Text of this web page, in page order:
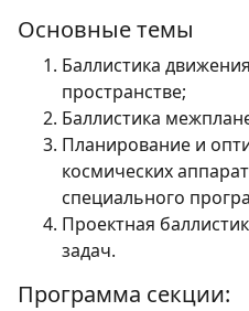
Основные темы
Баллистика
пространстве;
Баллистика
Планирование и
космических
специального
Проектная
задач.
Программа секции: